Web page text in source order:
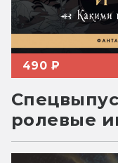
490 ₽
ролевые